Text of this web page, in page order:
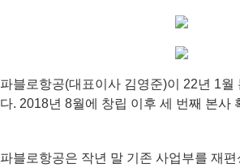
파블로항공(대표이사 김영준)이 22년 1월
다. 2018년 8월에 창립 이후 세 번째 본사
파블로항공은 작년 말 기존 사업부를 재편